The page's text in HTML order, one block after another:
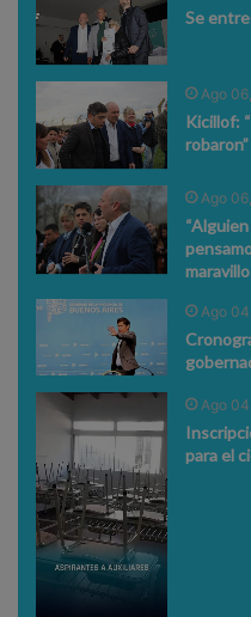
Se
Ago
Kicillof:
robaron”
Ago
Ago
Ago
para el